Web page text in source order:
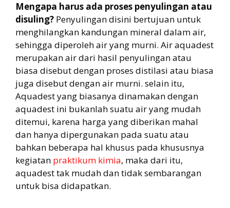
Mengapa harus ada proses penyulingan atau
disuling? Penyulingan disini bertujuan untuk
menghilangkan kandungan mineral dalam air,
sehingga diperoleh air yang murni. Air aquadest
merupakan air dari hasil penyulingan atau
biasa disebut dengan proses distilasi atau biasa
juga disebut dengan air murni. selain itu,
Aquadest yang biasanya dinamakan dengan
aquadest ini bukanlah suatu air yang mudah
ditemui, karena harga yang diberikan mahal
dan hanya dipergunakan pada suatu atau
bahkan beberapa hal khusus pada khususnya
kegiatan praktikum kimia, maka dari itu,
aquadest tak mudah dan tidak sembarangan
untuk bisa didapatkan.